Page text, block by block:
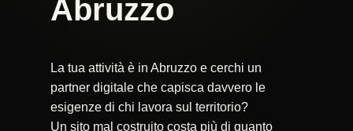
Abruzzo
La tua attività è in Abruzzo e cerchi un
partner digitale che capisca davvero le
esigenze di chi lavora sul territorio?
Un sito mal costruito costa più di quanto